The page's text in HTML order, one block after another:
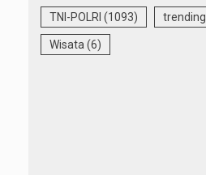
TNI-POLRI (1093) trending
Wisata (6)